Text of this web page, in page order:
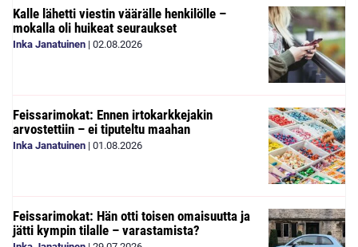
Kalle lähetti viestin väärälle henkilölle –
mokalla oli huikeat seuraukset
Inka Janatuinen | 02.08.2026
Feissarimokat: Ennen irtokarkkejakin
arvostettiin – ei tiputeltu maahan
Inka Janatuinen | 01.08.2026
Feissarimokat: Hän otti toisen omaisuutta ja
jätti kympin tilalle – varastamista?